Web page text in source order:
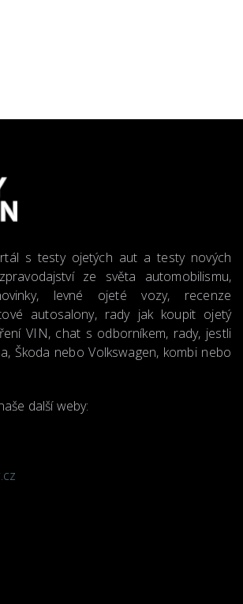
s testy ojetých aut a testy nových
ze světa automobilismu,
levné ojeté vozy, recenze
autosalony, rady jak koupit ojetý
VIN, chat s odborníkem, rady, jestli
Škoda nebo Volkswagen, kombi nebo
další weby: